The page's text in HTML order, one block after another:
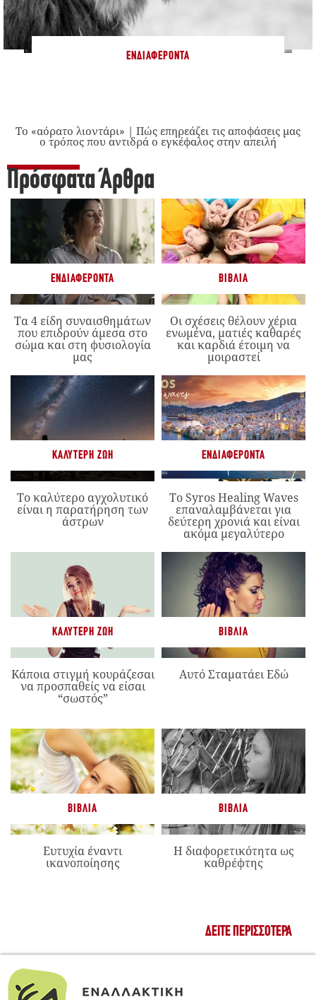
ΕΝΔΙΑΦΈΡΟΝΤΑ
Το «αόρατο λιοντάρι» | Πώς επηρεάζει τις αποφάσεις μας
ο τρόπος που αντιδρά ο εγκέφαλος στην απειλή
Πρόσφατα Άρθρα
ΕΝΔΙΑΦΈΡΟΝΤΑ
Τα 4 είδη συναισθημάτων
που επιδρούν άμεσα στο
σώμα και στη φυσιολογία
μας
ΒΙΒΛΊΑ
Οι σχέσεις θέλουν χέρια
ενωμένα, ματιές καθαρές
και καρδιά έτοιμη να
μοιραστεί
ΚΑΛΎΤΕΡΗ ΖΩΉ
Το καλύτερο αγχολυτικό
είναι η παρατήρηση των
άστρων
ΕΝΔΙΑΦΈΡΟΝΤΑ
Το Syros Healing Waves
επαναλαμβάνεται για
δεύτερη χρονιά και είναι
ακόμα μεγαλύτερο
ΚΑΛΎΤΕΡΗ ΖΩΉ
Κάποια στιγμή κουράζεσαι
να προσπαθείς να είσαι
“σωστός”
ΒΙΒΛΊΑ
Αυτό Σταματάει Εδώ
ΒΙΒΛΊΑ
Ευτυχία έναντι
ικανοποίησης
ΒΙΒΛΊΑ
Η διαφορετικότητα ως
καθρέφτης
ΔΕΊΤΕ ΠΕΡΙΣΣΌΤΕΡΑ